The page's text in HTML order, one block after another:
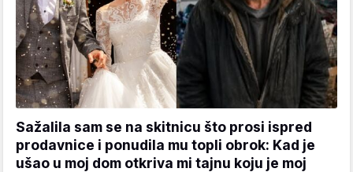
Sažalila sam se na skitnicu što prosi ispred
prodavnice i ponudila mu topli obrok: Kad je
ušao u moj dom otkriva mi tajnu koju je moj